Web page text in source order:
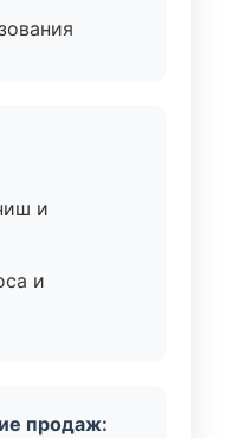
и
и
продаж: